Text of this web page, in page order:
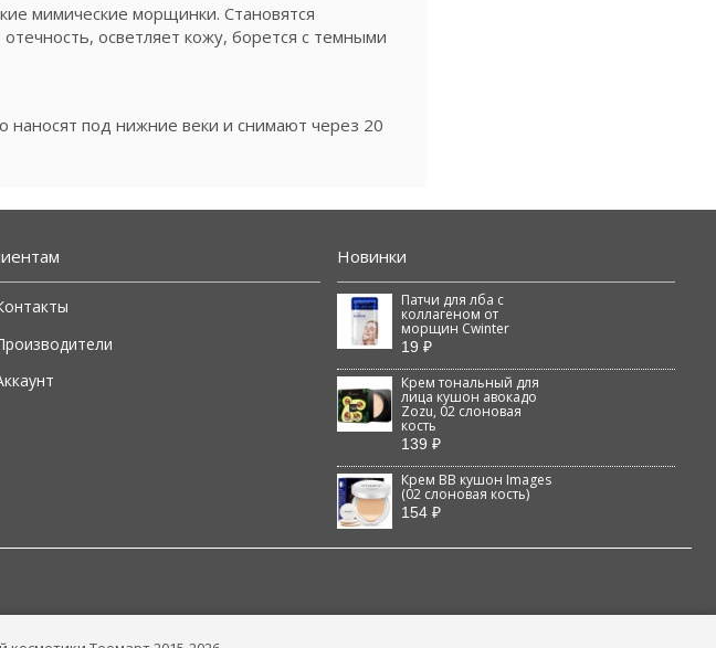
мимические морщинки. Становятся
осветляет кожу, борется с темными
наносят под нижние веки и снимают через 20
Новинки
Патчи для лба с
коллагеном от
морщин Cwinter
19 ₽
Крем тональный для
лица кушон авокадо
Zozu, 02 слоновая
кость
139 ₽
Крем BB кушон Images
(02 слоновая кость)
154 ₽